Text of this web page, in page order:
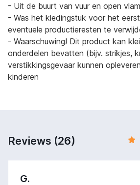
- Uit de buurt van vuur en open
- Was het kledingstuk voor het
eventuele productieresten te
- Waarschuwing! Dit product kan
onderdelen bevatten (bijv. strikjes,
verstikkingsgevaar kunnen
kinderen
Reviews (26)
G.